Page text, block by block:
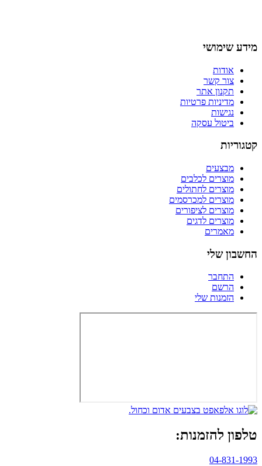
מידע שימושי
אודות
צור קשר
תקנון אתר
מדיניות פרטיות
נגישות
ביטול עסקה
קטגוריות
מבצעים
מוצרים לכלבים
מוצרים לחתולים
מוצרים למכרסמים
מוצרים לציפורים
מוצרים לדגים
מאמרים
החשבון שלי
התחבר
הרשם
הזמנות שלי
טלפון להזמנות:
04-831-1993